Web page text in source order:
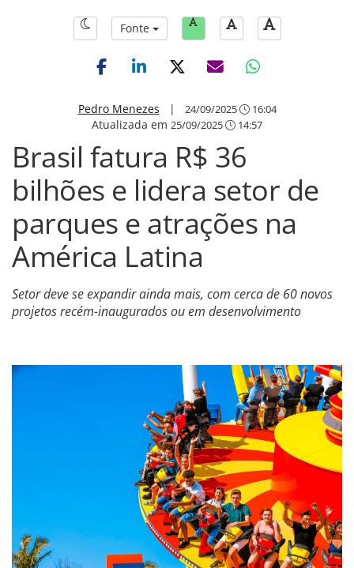
Fonte
Pedro Menezes | 24/09/2025 16:04
Atualizada em 25/09/2025 14:57
Brasil fatura R$ 36
bilhões e lidera setor de
parques e atrações na
América Latina
Setor deve se expandir ainda mais, com cerca de 60 novos
projetos recém-inaugurados ou em desenvolvimento